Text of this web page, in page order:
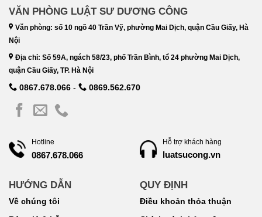
VĂN PHÒNG LUẬT SƯ DƯƠNG CÔNG
Văn phòng: số 10 ngõ 40 Trần Vỹ, phường Mai Dịch, quận Cầu Giấy, Hà
Nội
Địa chỉ: Số 59A, ngách 58/23, phố Trần Bình, tổ 24 phường Mai Dịch,
quận Cầu Giấy, TP. Hà Nội
0867.678.066 - 0869.562.670
Hotline
0867.678.066
HƯỚNG DẪN
Về chúng tôi
Hỗ trợ khách hàng
luatsucong.vn
QUY ĐỊNH
Điều khoản thỏa thuận